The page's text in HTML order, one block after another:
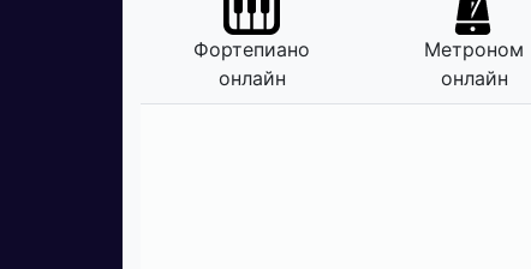
Фортепиано
онлайн
Метроном
онлайн